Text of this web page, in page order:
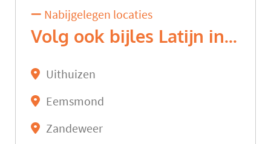
Nabijgelegen locaties
Volg ook bijles Latijn in...
Uithuizen
Eemsmond
Zandeweer